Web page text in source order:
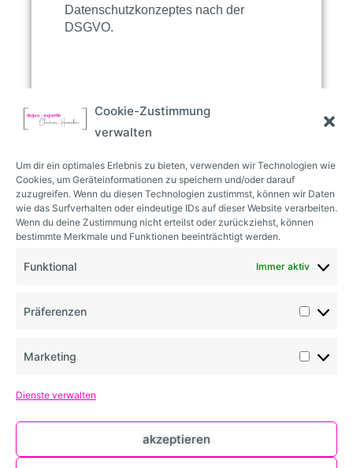
Cookie-Zustimmung
verwalten
Um dir ein optimales Erlebnis zu bieten, verwenden wir Technologien wie
Cookies, um Geräteinformationen zu speichern und/oder darauf
zuzugreifen. Wenn du diesen Technologien zustimmst, können wir Daten
wie das Surfverhalten oder eindeutige IDs auf dieser Website verarbeiten.
Wenn du deine Zustimmung nicht erteilst oder zurückziehst, können
bestimmte Merkmale und Funktionen beeinträchtigt werden.
Funktional Immer aktiv
Präferenzen
Marketing
Dienste verwalten
akzeptieren
Datenschutzkonzeptes nach der
DSGVO.
voriger beitrag
happy birthday dsgvo
nächster Beitrag
1,1 millionen euro bußgeld gegen vw
Aktuelles und Informatives aus der Welt des
zum anmeldeformular